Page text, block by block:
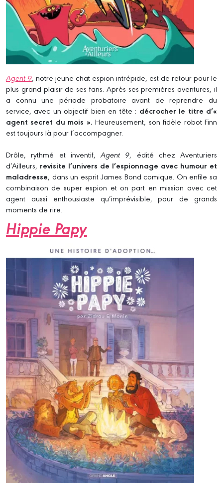
Agent 9, notre jeune chat espion intrépide, est de retour pour le
plus grand plaisir de ses fans. Après ses premières aventures, il
a connu une période probatoire avant de reprendre du
service, avec un objectif bien en tête : décrocher le titre d’«
agent secret du mois ». Heureusement, son fidèle robot Finn
est toujours là pour l’accompagner.
Drôle, rythmé et inventif,Agent 9, édité chez Aventuriers
d’Ailleurs, revisite l’univers de l’espionnage avec humour et
maladresse, dans un esprit James Bond comique. On enfile sa
combinaison de super espion et on part en mission avec cet
agent aussi enthousiaste qu’imprévisible, pour de grands
moments de rire.
Hippie Papy